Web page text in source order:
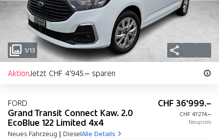
1/13
AktionJetzt CHF 4'945.– sparen
FORD
Grand Transit Connect Kaw. 2.0
EcoBlue 122 Limited 4x4
Neues Fahrzeug | DieselAlle Details
CHF 36'999.–
CHF 41'274.–
Neupreis